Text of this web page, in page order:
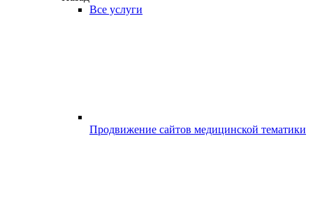
Все услуги
Продвижение сайтов медицинской тематики